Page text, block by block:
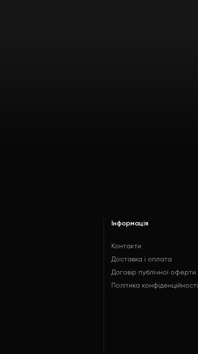
Інформація
Контакти
Доставка і оплата
Договір публічної оферти
Політика конфіденційності